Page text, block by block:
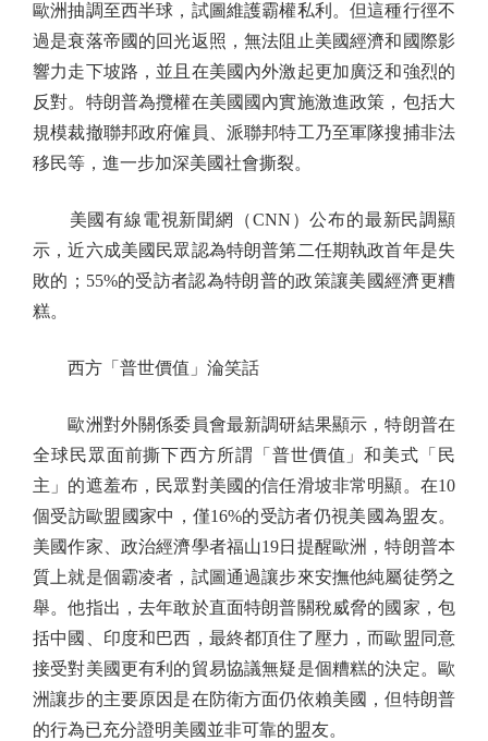
歐洲抽調至西半球，試圖維護霸權私利。但這種行徑不
過是衰落帝國的回光返照，無法阻止美國經濟和國際影
響力走下坡路，並且在美國內外激起更加廣泛和強烈的
反對。特朗普為攬權在美國國內實施激進政策，包括大
規模裁撤聯邦政府僱員、派聯邦特工乃至軍隊搜捕非法
移民等，進一步加深美國社會撕裂。
美國有線電視新聞網（CNN）公布的最新民調顯
示，近六成美國民眾認為特朗普第二任期執政首年是失
敗的；55%的受訪者認為特朗普的政策讓美國經濟更糟
糕。
西方「普世價值」淪笑話
歐洲對外關係委員會最新調研結果顯示，特朗普在
全球民眾面前撕下西方所謂「普世價值」和美式「民
主」的遮羞布，民眾對美國的信任滑坡非常明顯。在10
個受訪歐盟國家中，僅16%的受訪者仍視美國為盟友。
美國作家、政治經濟學者福山19日提醒歐洲，特朗普本
質上就是個霸凌者，試圖通過讓步來安撫他純屬徒勞之
舉。他指出，去年敢於直面特朗普關稅威脅的國家，包
括中國、印度和巴西，最終都頂住了壓力，而歐盟同意
接受對美國更有利的貿易協議無疑是個糟糕的決定。歐
洲讓步的主要原因是在防衛方面仍依賴美國，但特朗普
的行為已充分證明美國並非可靠的盟友。